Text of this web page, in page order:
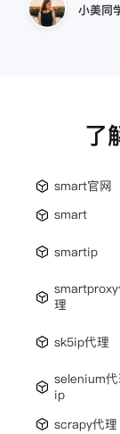
小美同
了
smart官网
smart
smartip
理
sk5ip代理
selenium
ip
scrapy代理